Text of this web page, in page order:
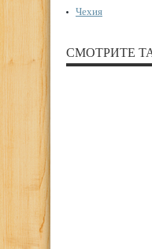
Чехия
СМОТРИТЕ